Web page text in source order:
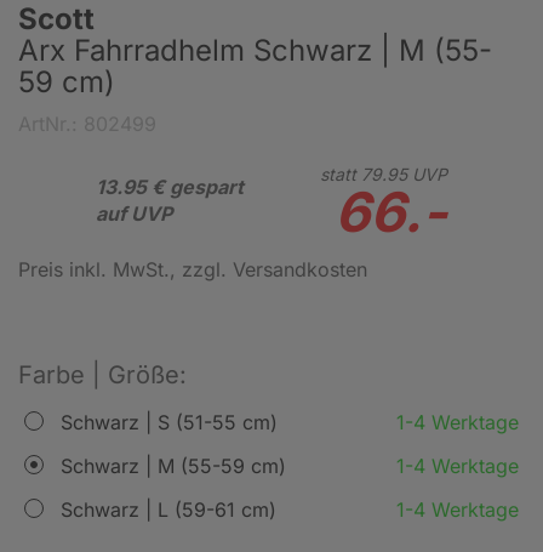
Scott
Arx Fahrradhelm Schwarz | M (55-
59 cm)
13.95 € gespart
auf UVP
statt 79.95UVP
66.-
Preis inkl. MwSt., zzgl. Versandkosten
Farbe | Größe:
Schwarz | S (51-55 cm)
1-4 Werktage
Schwarz | M (55-59 cm)
1-4 Werktage
Schwarz | L (59-61 cm)
1-4 Werktage